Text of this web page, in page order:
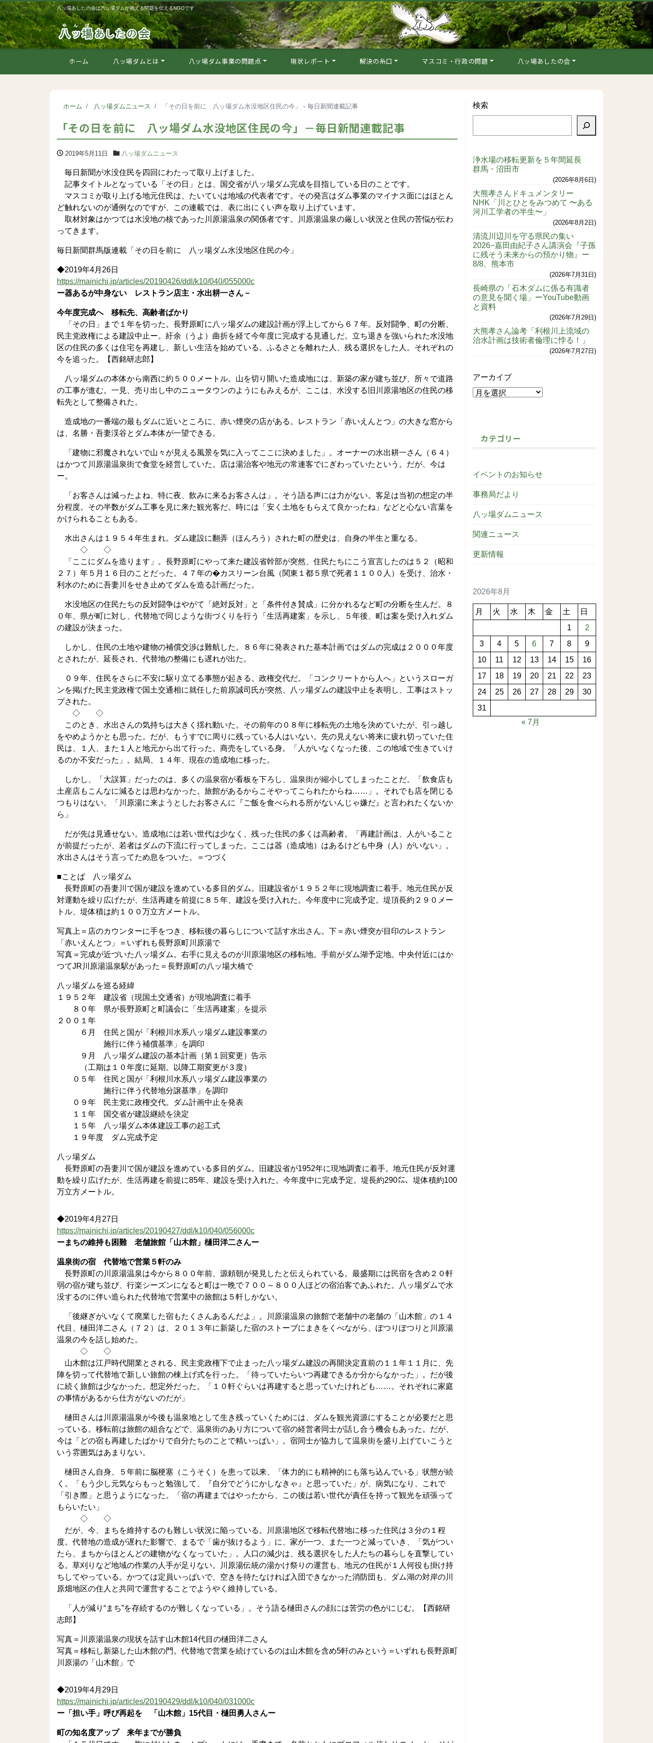
八ッ場あしたの会は八ッ場ダムが抱える問題を伝えるNGOです
ホーム 八ッ場ダムとは 八ッ場ダム事業の問題点 現状レポート 解決の糸口 マスコミ・行政の問題 八ッ場あしたの会
ホーム 八ッ場ダムニュース 「その日を前に 八ッ場ダム水没地区住民の今」－毎日新聞連載記事
「その日を前に 八ッ場ダム水没地区住民の今」－毎日新聞連載記事
2019年5月11日 八ッ場ダムニュース
毎日新聞が水没住民を四回にわたって取り上げました。
記事タイトルとなっている「その日」とは、国交省が八ッ場ダム完成を目指している日のことです。
マスコミが取り上げる地元住民は、たいていは地域の代表者です。その発言はダム事業のマイナス面にはほとん
ど触れないのが通例なのですが、この連載では、表に出にくい声を取り上げています。
取材対象はかつては水没地の核であった川原湯温泉の関係者です。川原湯温泉の厳しい状況と住民の苦悩が伝わ
ってきます。
毎日新聞群馬版連載「その日を前に 八ッ場ダム水没地区住民の今」
◆2019年4月26日
https://mainichi.jp/articles/20190426/ddl/k10/040/055000c
ー器あるが中身ない レストラン店主・水出耕一さん－
今年度完成へ 移転先、高齢者ばかり
「その日」まで１年を切った。長野原町に八ッ場ダムの建設計画が浮上してから６７年。反対闘争、町の分断、
民主党政権による建設中止ー。紆余（うよ）曲折を経て今年度に完成する見通しだ。立ち退きを強いられた水没地
区の住民の多くは住宅を再建し、新しい生活を始めている。ふるさとを離れた人、残る選択をした人。それぞれの
今を追った。【西銘研志郎】
八ッ場ダムの本体から南西に約５００メートル。山を切り開いた造成地には、新築の家が建ち並び、所々で道路
の工事が進む。一見、売り出し中のニュータウンのようにもみえるが、ここは、水没する旧川原湯地区の住民の移
転先として整備された。
造成地の一番端の最もダムに近いところに、赤い煙突の店がある。レストラン「赤いえんとつ」の大きな窓から
は、名勝・吾妻渓谷とダム本体が一望できる。
「建物に邪魔されないで山々が見える風景を気に入ってここに決めました」。オーナーの水出耕一さん（６４）
はかつて川原湯温泉街で食堂を経営していた。店は湯治客や地元の常連客でにぎわっていたという。だが、今は
ー。
「お客さんは減ったよね、特に夜、飲みに来るお客さんは」。そう語る声には力がない。客足は当初の想定の半
分程度。その半数がダム工事を見に来た観光客だ。時には「安く土地をもらえて良かったね」などと心ない言葉を
かけられることもある。
水出さんは１９５４年生まれ。ダム建設に翻弄（ほんろう）された町の歴史は、自身の半生と重なる。
◇ ◇
「ここにダムを造ります」。長野原町にやって来た建設省幹部が突然、住民たちにこう宣言したのは５２（昭和
２７）年５月１６日のことだった。４７年の�カスリーン台風（関東１都５県で死者１１００人）を受け、治水・
利水のために吾妻川をせき止めてダムを造る計画だった。
水没地区の住民たちの反対闘争はやがて「絶対反対」と「条件付き賛成」に分かれるなど町の分断を生んだ。８
０年、県が町に対し、代替地で同じような街づくりを行う「生活再建案」を示し、５年後、町は案を受け入れダム
の建設が決まった。
しかし、住民の土地や建物の補償交渉は難航した。８６年に発表された基本計画ではダムの完成は２０００年度
とされたが、延長され、代替地の整備にも遅れが出た。
０９年、住民をさらに不安に駆り立てる事態が起きる。政権交代だ。「コンクリートから人へ」というスローガ
ンを掲げた民主党政権で国土交通相に就任した前原誠司氏が突然、八ッ場ダムの建設中止を表明し、工事はストッ
プされた。
◇ ◇
このとき、水出さんの気持ちは大きく揺れ動いた。その前年の０８年に移転先の土地を決めていたが、引っ越し
をやめようかとも思った。だが、もうすでに周りに残っている人はいない。先の見えない将来に疲れ切っていた住
民は、１人、また１人と地元から出て行った。商売をしている身。「人がいなくなった後、この地域で生きていけ
るのか不安だった」。結局、１４年、現在の造成地に移った。
しかし、「大誤算」だったのは、多くの温泉宿が看板を下ろし、温泉街が縮小してしまったことだ。「飲食店も
土産店もこんなに減るとは思わなかった。旅館があるからこそやってこられたからね……」。それでも店を閉じる
つもりはない。「川原湯に来ようとしたお客さんに『ご飯を食べられる所がないんじゃ嫌だ』と言われたくないか
ら」
だが先は見通せない。造成地には若い世代は少なく、残った住民の多くは高齢者。「再建計画は、人がいること
が前提だったが、若者はダムの下流に行ってしまった。ここは器（造成地）はあるけども中身（人）がいない」。
水出さんはそう言ってため息をついた。＝つづく
■ことば 八ッ場ダム
長野原町の吾妻川で国が建設を進めている多目的ダム。旧建設省が１９５２年に現地調査に着手。地元住民が反
対運動を繰り広げたが、生活再建を前提に８５年、建設を受け入れた。今年度中に完成予定。堤頂長約２９０メー
トル、堤体積は約１００万立方メートル。
写真上＝店のカウンターに手をつき、移転後の暮らしについて話す水出さん。下＝赤い煙突が目印のレストラン
「赤いえんとつ」＝いずれも長野原町川原湯で
写真＝完成が近づいた八ッ場ダム。右手に見えるのが川原湯地区の移転地。手前がダム湖予定地。中央付近にはか
つてJR川原湯温泉駅があった＝長野原町の八ッ場大橋で
八ッ場ダムを巡る経緯
１９５２年 建設省（現国土交通省）が現地調査に着手
８０年 県が長野原町と町議会に「生活再建案」を提示
２００１年
６月 住民と国が「利根川水系八ッ場ダム建設事業の
施行に伴う補償基準」を調印
９月 八ッ場ダム建設の基本計画（第１回変更）告示
（工期は１０年度に延期。以降工期変更が３度）
０５年 住民と国が「利根川水系八ッ場ダム建設事業の
施行に伴う代替地分譲基準」を調印
０９年 民主党に政権交代。ダム計画中止を発表
１１年 国交省が建設継続を決定
１５年 八ッ場ダム本体建設工事の起工式
１９年度 ダム完成予定
八ッ場ダム
長野原町の吾妻川で国が建設を進めている多目的ダム。旧建設省が1952年に現地調査に着手。地元住民が反対運
動を繰り広げたが、生活再建を前提に85年、建設を受け入れた。今年度中に完成予定。堤長約290㍍、堤体積約100
万立方メートル。
◆2019年4月27日
https://mainichi.jp/articles/20190427/ddl/k10/040/056000c
ーまちの維持も困難 老舗旅館「山木館」樋田洋二さんー
温泉街の宿 代替地で営業５軒のみ
長野原町の川原湯温泉は今から８００年前、源頼朝が発見したと伝えられている。最盛期には民宿を含め２０軒
弱の宿が建ち並び、行楽シーズンになると町は一晩で７００～８００人ほどの宿泊客であふれた。八ッ場ダムで水
没するのに伴い造られた代替地で営業中の旅館は５軒しかない。
「後継ぎがいなくて廃業した宿もたくさんあるんだよ」。川原湯温泉の旅館で老舗中の老舗の「山木館」の１４
代目、樋田洋二さん（７２）は、２０１３年に新築した宿のストーブにまきをくべながら、ぽつりぽつりと川原湯
温泉の今を話し始めた。
◇ ◇
山木館は江戸時代開業とされる。民主党政権下で止まった八ッ場ダム建設の再開決定直前の１１年１１月に、先
陣を切って代替地で新しい旅館の棟上げ式を行った。「待っていたらいつ再建できるか分からなかった」。だが後
に続く旅館は少なかった。想定外だった。「１０軒ぐらいは再建すると思っていたけれども……。それぞれに家庭
の事情があるから仕方がないのだが」
樋田さんは川原湯温泉が今後も温泉地として生き残っていくためには、ダムを観光資源にすることが必要だと思
っている。移転前は旅館の組合などで、温泉街のあり方について宿の経営者同士が話し合う機会もあった。だが、
今は「どの宿も再建したばかりで自分たちのことで精いっぱい」。宿同士が協力して温泉街を盛り上げていこうと
いう雰囲気はあまりない。
樋田さん自身、５年前に脳梗塞（こうそく）を患って以来、「体力的にも精神的にも落ち込んでいる」状態が続
く。「もう少し元気ならもっと勉強して、『自分でどうにかしなきゃ』と思っていた」が、病気になり、これで
「引き際」と思うようになった。「宿の再建まではやったから、この後は若い世代が責任を持って観光を頑張って
もらいたい」
◇ ◇
だが、今、まちを維持するのも難しい状況に陥っている。川原湯地区で移転代替地に移った住民は３分の１程
度。代替地の造成が遅れた影響で、まるで「歯が抜けるよう」に、家が一つ、また一つと減っていき、「気がつい
たら、まちからほとんどの建物がなくなっていた」。人口の減少は、残る選択をした人たちの暮らしを直撃してい
る。草刈りなど地域の作業の人手が足りない。川原湯伝統の湯かけ祭りの運営も、地元の住民が１人何役も掛け持
ちしてやっている。かつては定員いっぱいで、空きを待たなければ入団できなかった消防団も、ダム湖の対岸の川
原畑地区の住人と共同で運営することでようやく維持している。
「人が減り“まち”を存続するのが難しくなっている」。そう語る樋田さんの顔には苦労の色がにじむ。【西銘研
志郎】
写真＝川原湯温泉の現状を話す山木館14代目の樋田洋二さん
写真＝移転し新築した山木館の門。代替地で営業を続けているのは山木館を含め5軒のみという＝いずれも長野原町
川原湯の「山木館」で
◆2019年4月29日
https://mainichi.jp/articles/20190429/ddl/k10/040/031000c
ー「担い手」呼び再起を 「山木館」15代目・樋田勇人さんー
町の知名度アップ 来年までが勝負
検索
浄水場の移転更新を５年間延長
群馬・沼田市
2026年8月6日
大熊孝さんドキュメンタリー
NHK「川とひとをみつめて 〜ある
河川工学者の半生〜」
2026年8月2日
清流川辺川を守る県民の集い
2026−嘉田由紀子さん講演会『子孫
に残そう未来からの預かり物』ー
8/8、熊本市
2026年7月31日
長崎県の「石木ダムに係る有識者
の意見を聞く場」ーYouTube動画
と資料
2026年7月29日
大熊孝さん論考「利根川上流域の
治水計画は技術者倫理に悖る！」
2026年7月27日
アーカイブ
カテゴリー
イベントのお知らせ
事務局だより
八ッ場ダムニュース
関連ニュース
更新情報
2026年8月
月 火 水 木 金 土
日
1
2
3
4 5 6 7 8
9
10
11 12 13 14 15
16
17
18 19 20 21 22
23
24
25 26 27 28 29
30
31
« 7月